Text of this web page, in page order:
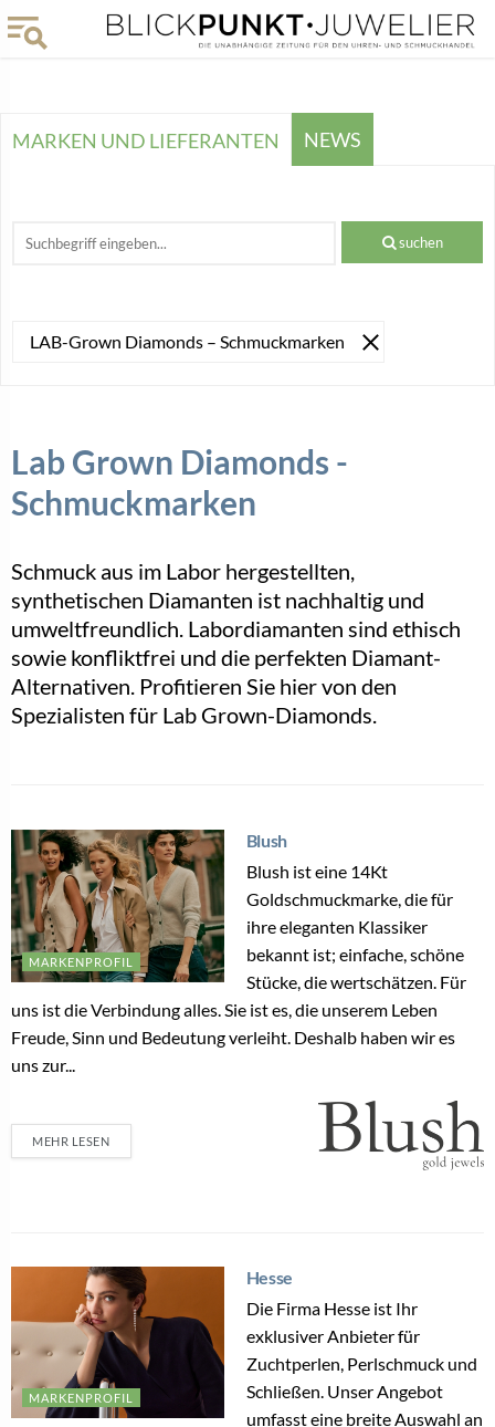
MARKEN UND LIEFERANTEN NEWS
suchen
LAB-Grown Diamonds – Schmuckmarken
Lab Grown Diamonds -
Schmuckmarken
Schmuck aus im Labor hergestellten,
synthetischen Diamanten ist nachhaltig und
umweltfreundlich. Labordiamanten sind ethisch
sowie konfliktfrei und die perfekten Diamant-
Alternativen. Profitieren Sie hier von den
Spezialisten für Lab Grown-Diamonds.
MARKENPROFIL
Blush
Blush ist eine 14Kt
Goldschmuckmarke, die für
ihre eleganten Klassiker
bekannt ist; einfache, schöne
Stücke, die wertschätzen. Für
uns ist die Verbindung alles. Sie ist es, die unserem Leben
Freude, Sinn und Bedeutung verleiht. Deshalb haben wir es
uns zur...
MEHR LESEN
MARKENPROFIL
Hesse
Die Firma Hesse ist Ihr
exklusiver Anbieter für
Zuchtperlen, Perlschmuck und
Schließen. Unser Angebot
umfasst eine breite Auswahl an